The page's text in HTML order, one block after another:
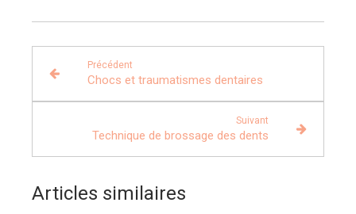
Précédent
Chocs et traumatismes dentaires
Suivant
Technique de brossage des dents
Articles similaires